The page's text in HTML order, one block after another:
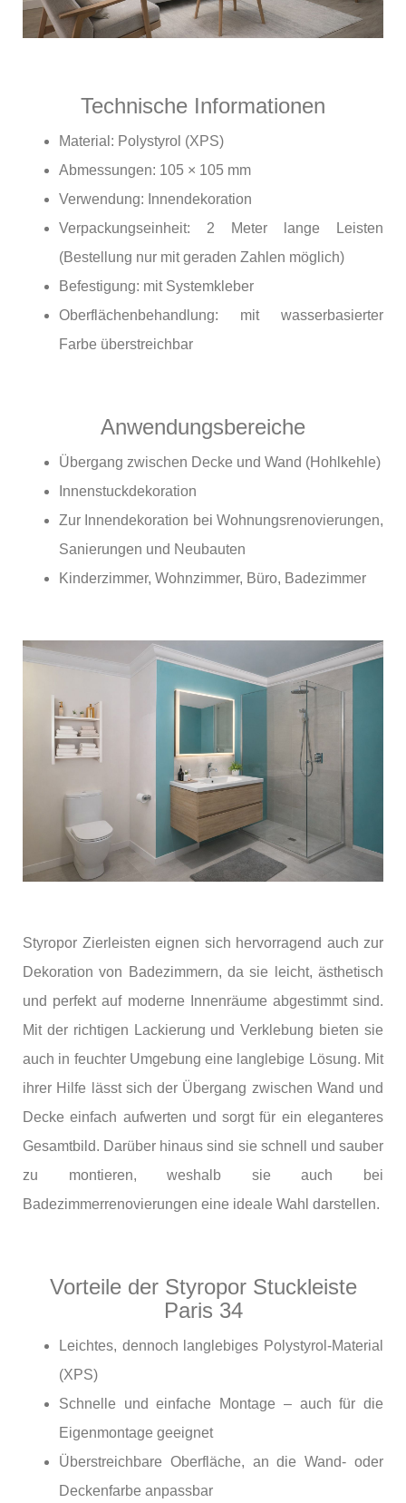
Technische Informationen
Material: Polystyrol (XPS)
Abmessungen: 105 × 105 mm
Verwendung: Innendekoration
Verpackungseinheit: 2 Meter lange Leisten
(Bestellung nur mit geraden Zahlen möglich)
Befestigung: mit Systemkleber
Oberflächenbehandlung: mit wasserbasierter
Farbe überstreichbar
Anwendungsbereiche
Übergang zwischen Decke und Wand (Hohlkehle)
Innenstuckdekoration
Zur Innendekoration bei Wohnungsrenovierungen,
Sanierungen und Neubauten
Kinderzimmer, Wohnzimmer, Büro, Badezimmer
Styropor Zierleisten eignen sich hervorragend auch zur
Dekoration von Badezimmern, da sie leicht, ästhetisch
und perfekt auf moderne Innenräume abgestimmt sind.
Mit der richtigen Lackierung und Verklebung bieten sie
auch in feuchter Umgebung eine langlebige Lösung. Mit
ihrer Hilfe lässt sich der Übergang zwischen Wand und
Decke einfach aufwerten und sorgt für ein eleganteres
Gesamtbild. Darüber hinaus sind sie schnell und sauber
zu montieren, weshalb sie auch bei
Badezimmerrenovierungen eine ideale Wahl darstellen.
Vorteile der Styropor Stuckleiste
Paris 34
Leichtes, dennoch langlebiges Polystyrol-Material
(XPS)
Schnelle und einfache Montage – auch für die
Eigenmontage geeignet
Überstreichbare Oberfläche, an die Wand- oder
Deckenfarbe anpassbar